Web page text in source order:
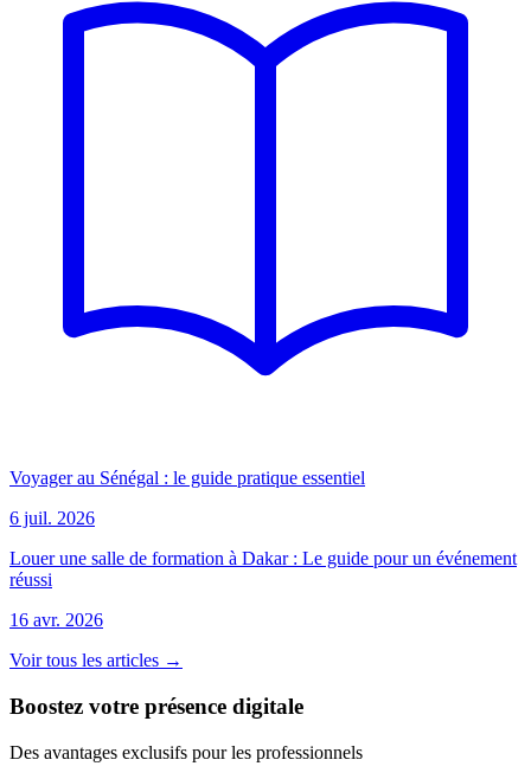
Voyager au Sénégal : le guide pratique essentiel
6 juil. 2026
Louer une salle de formation à Dakar : Le guide pour un événement
réussi
16 avr. 2026
Voir tous les articles →
Boostez votre présence digitale
Des avantages exclusifs pour les professionnels